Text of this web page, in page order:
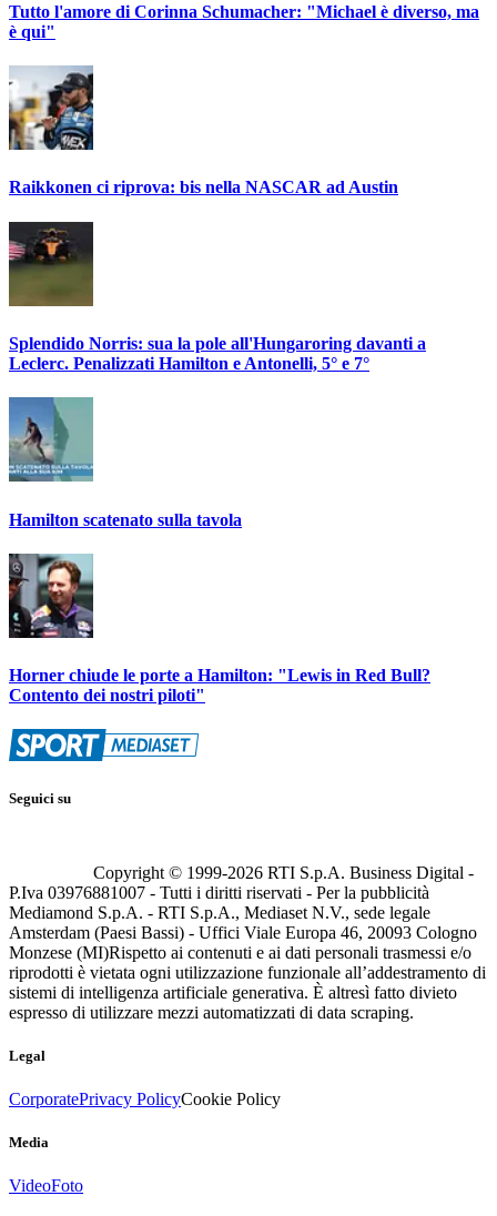
Tutto l'amore di Corinna Schumacher: "Michael è diverso, ma
è qui"
Raikkonen ci riprova: bis nella NASCAR ad Austin
Splendido Norris: sua la pole all'Hungaroring davanti a
Leclerc. Penalizzati Hamilton e Antonelli, 5° e 7°
Hamilton scatenato sulla tavola
Horner chiude le porte a Hamilton: "Lewis in Red Bull?
Contento dei nostri piloti"
Seguici su
Copyright © 1999-2026 RTI S.p.A. Business Digital -
P.Iva 03976881007 - Tutti i diritti riservati - Per la pubblicità
Mediamond S.p.A. - RTI S.p.A., Mediaset N.V., sede legale
Amsterdam (Paesi Bassi) - Uffici Viale Europa 46, 20093 Cologno
Monzese (MI)Rispetto ai contenuti e ai dati personali trasmessi e/o
riprodotti è vietata ogni utilizzazione funzionale all’addestramento di
sistemi di intelligenza artificiale generativa. È altresì fatto divieto
espresso di utilizzare mezzi automatizzati di data scraping.
Legal
CorporatePrivacy PolicyCookie Policy
Media
VideoFoto